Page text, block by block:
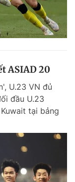
cáo
24.3.2020
Cấm sao chép
bằng văn bản.
ASIAD 20
U.23 VN đủ
đầu U.23
tại bảng